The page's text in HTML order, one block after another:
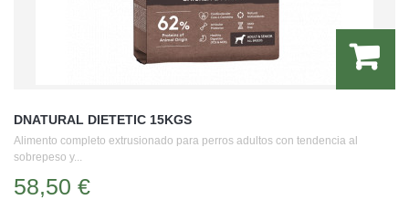
DNATURAL DIETETIC 15KGS
Alimento completo extrusionado para perros adultos con tendencia al
sobrepeso y...
58,50 €